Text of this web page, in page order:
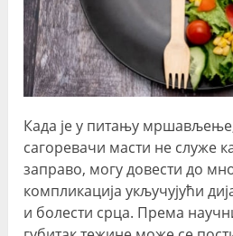
Када је у питању
сагоревачи масти не служе
заправо, могу довести до
компликација укључујући
и болести срца. Према